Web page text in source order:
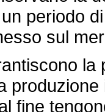
periodo
sul
la
fine